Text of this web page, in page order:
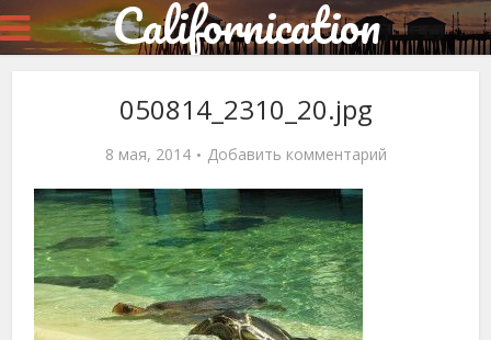
Californication
050814_2310_20.jpg
8 мая, 2014 Добавить комментарий